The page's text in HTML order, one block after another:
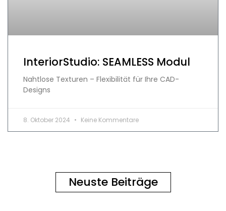
InteriorStudio: SEAMLESS Modul
Nahtlose Texturen – Flexibilität für Ihre CAD-
Designs
8. Oktober 2024 Keine Kommentare
Neuste Beiträge